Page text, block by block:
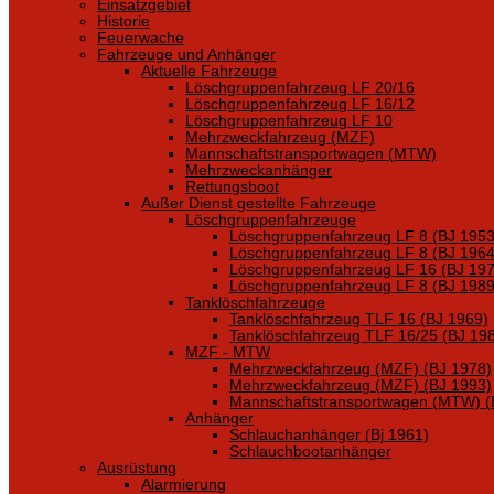
Einsatzgebiet
Historie
Feuerwache
Fahrzeuge und Anhänger
Aktuelle Fahrzeuge
Löschgruppenfahrzeug LF 20/16
Löschgruppenfahrzeug LF 16/12
Löschgruppenfahrzeug LF 10
Mehrzweckfahrzeug (MZF)
Mannschaftstransportwagen (MTW)
Mehrzweckanhänger
Rettungsboot
Außer Dienst gestellte Fahrzeuge
Löschgruppenfahrzeuge
Löschgruppenfahrzeug LF 8 (BJ
Löschgruppenfahrzeug LF 8 (BJ
Löschgruppenfahrzeug LF 16 (BJ
Löschgruppenfahrzeug LF 8 (BJ
Tanklöschfahrzeuge
Tanklöschfahrzeug TLF 16 (BJ 1969)
Tanklöschfahrzeug TLF 16/25 (BJ
MZF - MTW
Mehrzweckfahrzeug (MZF) (BJ 1978)
Mehrzweckfahrzeug (MZF) (BJ 1993)
Mannschaftstransportwagen (MTW)
Anhänger
Schlauchanhänger (Bj 1961)
Schlauchbootanhänger
Ausrüstung
Alarmierung